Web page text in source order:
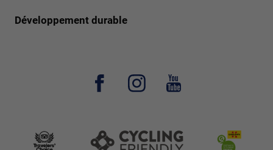
Développement durable